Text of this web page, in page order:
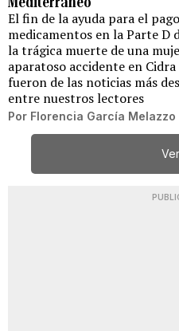
El fin de la ayuda para el
medicamentos en la Parte D
la trágica muerte de una
aparatoso accidente en
fueron de las noticias más
entre nuestros lectores
Por Florencia García Melazzo